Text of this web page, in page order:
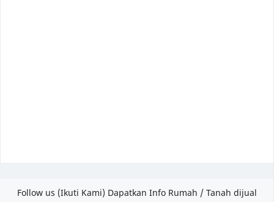
Follow us (Ikuti Kami) Dapatkan Info Rumah / Tanah dijual